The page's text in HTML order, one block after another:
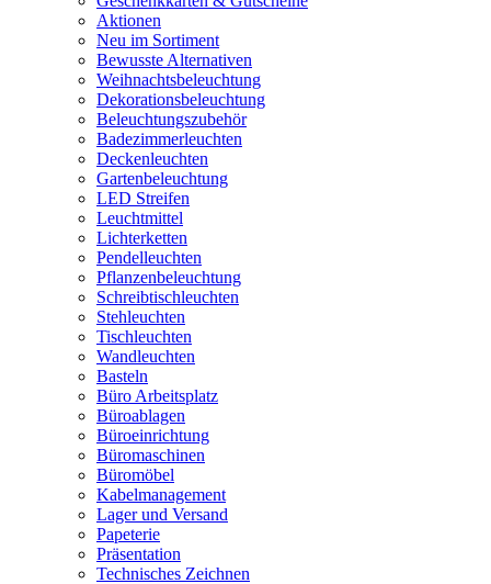
Aktionen
Neu im Sortiment
Bewusste Alternativen
Weihnachtsbeleuchtung
Dekorationsbeleuchtung
Beleuchtungszubehör
Badezimmerleuchten
Deckenleuchten
Gartenbeleuchtung
LED Streifen
Leuchtmittel
Lichterketten
Pendelleuchten
Pflanzenbeleuchtung
Schreibtischleuchten
Stehleuchten
Tischleuchten
Wandleuchten
Basteln
Büro Arbeitsplatz
Büroablagen
Büroeinrichtung
Büromaschinen
Büromöbel
Kabelmanagement
Lager und Versand
Papeterie
Präsentation
Technisches Zeichnen